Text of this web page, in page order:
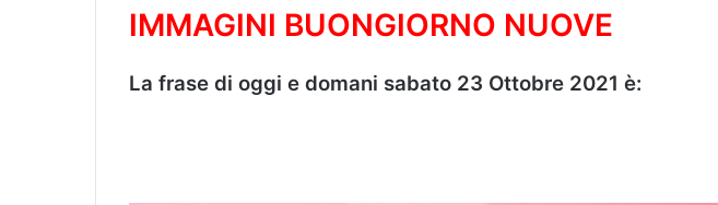
IMMAGINI BUONGIORNO NUOVE
La frase di oggi e domani sabato 23 Ottobre 2021 è: